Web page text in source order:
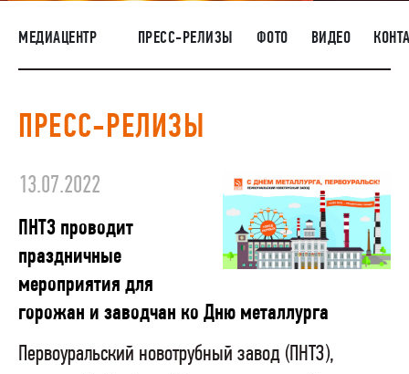
НАШИ ЛЮДИ
ОКРУЖАЮЩАЯ СРЕДА
ЗАКУПКИ
МЕДИАЦЕНТР ПРЕСС-РЕЛИЗЫ ФОТО ВИДЕО
ПРЕСС-РЕЛИЗЫ
13.07.2022
ПНТЗ проводит
праздничные
мероприятия для
горожан и заводчан ко Дню металлурга
Первоуральский новотрубный завод (ПНТЗ),